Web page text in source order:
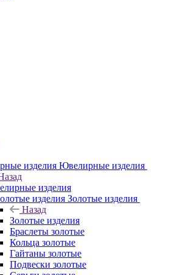
Ювелирные изделия
изделия
Золотые изделия
Назад
Золотые изделия
Браслеты золотые
Кольца золотые
Гайтаны золотые
Подвески золотые